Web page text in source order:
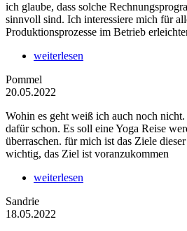
ich glaube, dass solche
sinnvoll sind. Ich interessiere mich für
Produktionsprozesse im Betrieb
weiterlesen
Pommel
20.05.2022
Wohin es geht weiß ich auch noch
dafür schon. Es soll eine Yoga Reise
überraschen. für mich ist das Ziele dieser
wichtig, das Ziel ist voranzukommen
weiterlesen
Sandrie
18.05.2022